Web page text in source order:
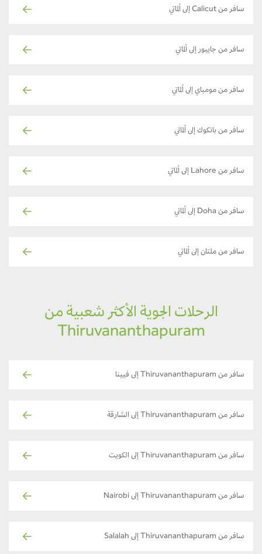
سافر من Calicut إلى ألماتي
سافر من جايبور إلى ألماتي
سافر من مومباي إلى ألماتي
سافر من بانكوك إلى ألماتي
سافر من Lahore إلى ألماتي
سافر من Doha إلى ألماتي
سافر من ملتان إلى ألماتي
الرحلات الجوية الأكثر شعبية من
Thiruvananthapuram
سافر من Thiruvananthapuram إلى فيينا
سافر من Thiruvananthapuram إلى الشارقة
سافر من Thiruvananthapuram إلى الكويت
سافر من Thiruvananthapuram إلى Nairobi
سافر من Thiruvananthapuram إلى Salalah